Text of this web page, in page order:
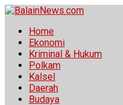
Home
Ekonomi
Kriminal & Hukum
Polkam
Kalsel
Daerah
Budaya